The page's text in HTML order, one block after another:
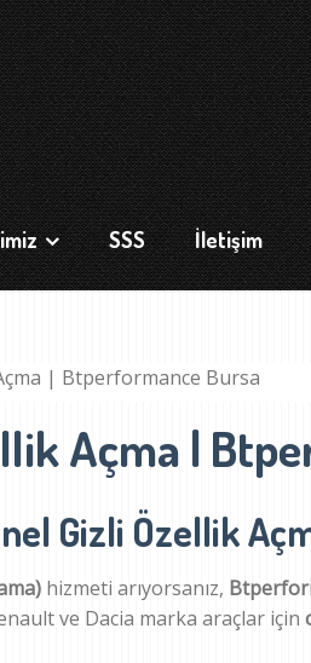
SSS İletişim
| Btperformance Bursa
Açma |
Gizli Özellik
hizmeti arıyorsanız,
ve Dacia marka araçlar için